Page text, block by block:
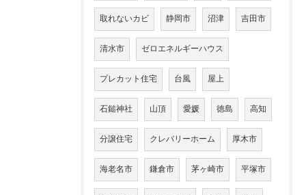
取れないカビ 静岡市 沼津 吉田市
清水市 ゼロエネルギーハウス
プレカット住宅 台風 屋上
石鎚神社 山頂 愛媛 徳島 高知
分譲住宅 クレバリーホーム 厚木市
海老名市 鎌倉市 茅ヶ崎市 平塚市